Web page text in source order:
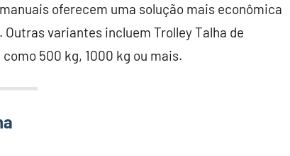
oferecem uma solução mais econômica
variantes incluem Trolley Talha de
500 kg, 1000 kg ou mais.